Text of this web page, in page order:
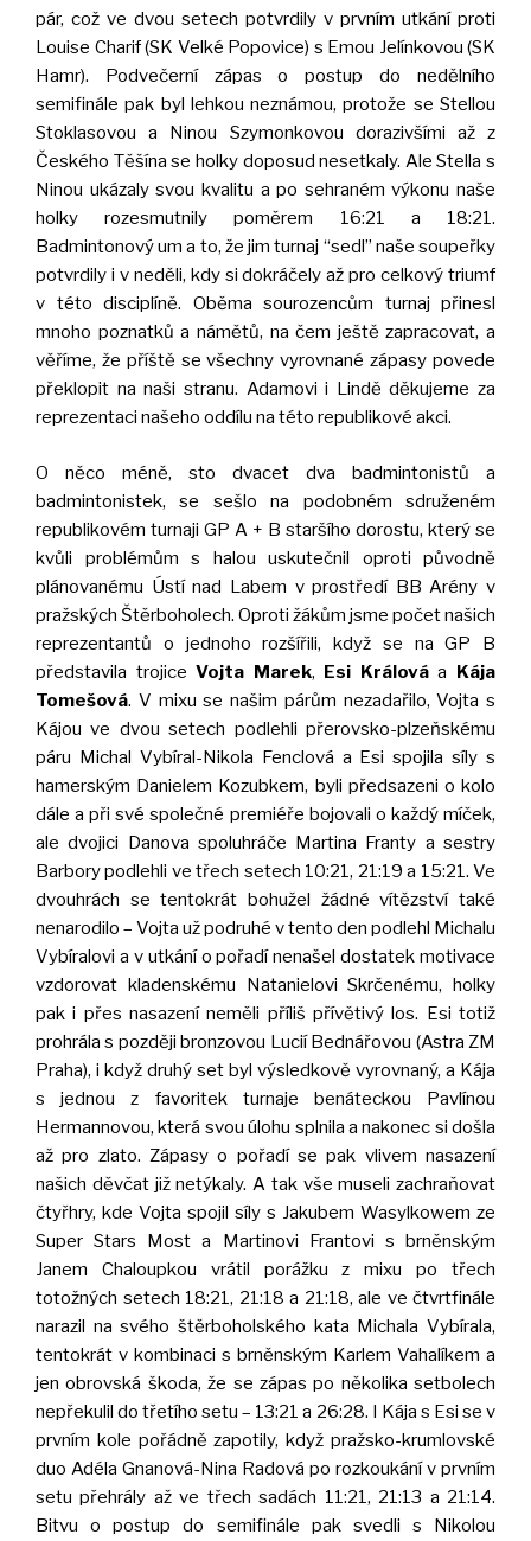
pár, což ve dvou setech potvrdily v prvním utkání proti
Louise Charif (SK Velké Popovice) s Emou Jelínkovou (SK
Hamr). Podvečerní zápas o postup do nedělního
semifinále pak byl lehkou neznámou, protože se Stellou
Stoklasovou a Ninou Szymonkovou dorazivšími až z
Českého Těšína se holky doposud nesetkaly. Ale Stella s
Ninou ukázaly svou kvalitu a po sehraném výkonu naše
holky rozesmutnily poměrem 16:21 a 18:21.
Badmintonový um a to, že jim turnaj “sedl” naše soupeřky
potvrdily i v neděli, kdy si dokráčely až pro celkový triumf
v této disciplíně. Oběma sourozencům turnaj přinesl
mnoho poznatků a námětů, na čem ještě zapracovat, a
věříme, že příště se všechny vyrovnané zápasy povede
překlopit na naši stranu. Adamovi i Lindě děkujeme za
reprezentaci našeho oddílu na této republikové akci.
O něco méně, sto dvacet dva badmintonistů a
badmintonistek, se sešlo na podobném sdruženém
republikovém turnaji GP A + B staršího dorostu, který se
kvůli problémům s halou uskutečnil oproti původně
plánovanému Ústí nad Labem v prostředí BB Arény v
pražských Štěrboholech. Oproti žákům jsme počet našich
reprezentantů o jednoho rozšířili, když se na GP B
představila trojiceVojta Marek, Esi Králováa Kája
Tomešová. V mixu se našim párům nezadařilo, Vojta s
Kájou ve dvou setech podlehli přerovsko-plzeňskému
páru Michal Vybíral-Nikola Fenclová a Esi spojila síly s
hamerským Danielem Kozubkem, byli předsazeni o kolo
dále a při své společné premiéře bojovali o každý míček,
ale dvojici Danova spoluhráče Martina Franty a sestry
Barbory podlehli ve třech setech 10:21, 21:19 a 15:21. Ve
dvouhrách se tentokrát bohužel žádné vítězství také
nenarodilo – Vojta už podruhé v tento den podlehl Michalu
Vybíralovi a v utkání o pořadí nenašel dostatek motivace
vzdorovat kladenskému Natanielovi Skrčenému, holky
pak i přes nasazení neměli příliš přívětivý los. Esi totiž
prohrála s později bronzovou Lucií Bednářovou (Astra ZM
Praha), i když druhý set byl výsledkově vyrovnaný, a Kája
s jednou z favoritek turnaje benáteckou Pavlínou
Hermannovou, která svou úlohu splnila a nakonec si došla
až pro zlato. Zápasy o pořadí se pak vlivem nasazení
našich děvčat již netýkaly. A tak vše museli zachraňovat
čtyřhry, kde Vojta spojil síly s Jakubem Wasylkowem ze
Super Stars Most a Martinovi Frantovi s brněnským
Janem Chaloupkou vrátil porážku z mixu po třech
totožných setech 18:21, 21:18 a 21:18, ale ve čtvrtfinále
narazil na svého štěrboholského kata Michala Vybírala,
tentokrát v kombinaci s brněnským Karlem Vahalíkem a
jen obrovská škoda, že se zápas po několika setbolech
nepřekulil do třetího setu – 13:21 a 26:28. I Kája s Esi se v
prvním kole pořádně zapotily, když pražsko-krumlovské
duo Adéla Gnanová-Nina Radová po rozkoukání v prvním
setu přehrály až ve třech sadách 11:21, 21:13 a 21:14.
Bitvu o postup do semifinále pak svedli s Nikolou